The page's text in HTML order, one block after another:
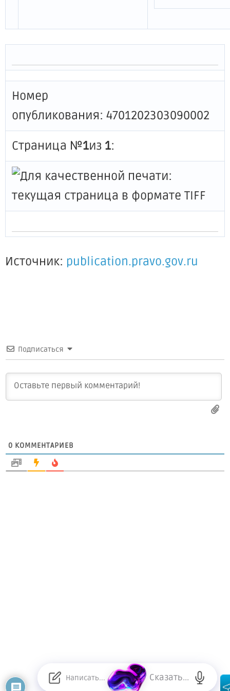
Номер
опубликования: 4701202303090002
Страница №1из 1:
Источник: publication.pravo.gov.ru
Подписаться
0 КОММЕНТАРИЕВ
Сказать...